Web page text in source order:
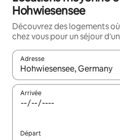
Hohwiesensee
Découvrez des logements
chez vous pour un séjour
Adresse
Lorsque les résultats
Arrivée
Départ